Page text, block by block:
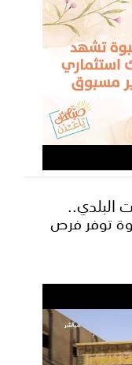
البلدي..
توفر فرص